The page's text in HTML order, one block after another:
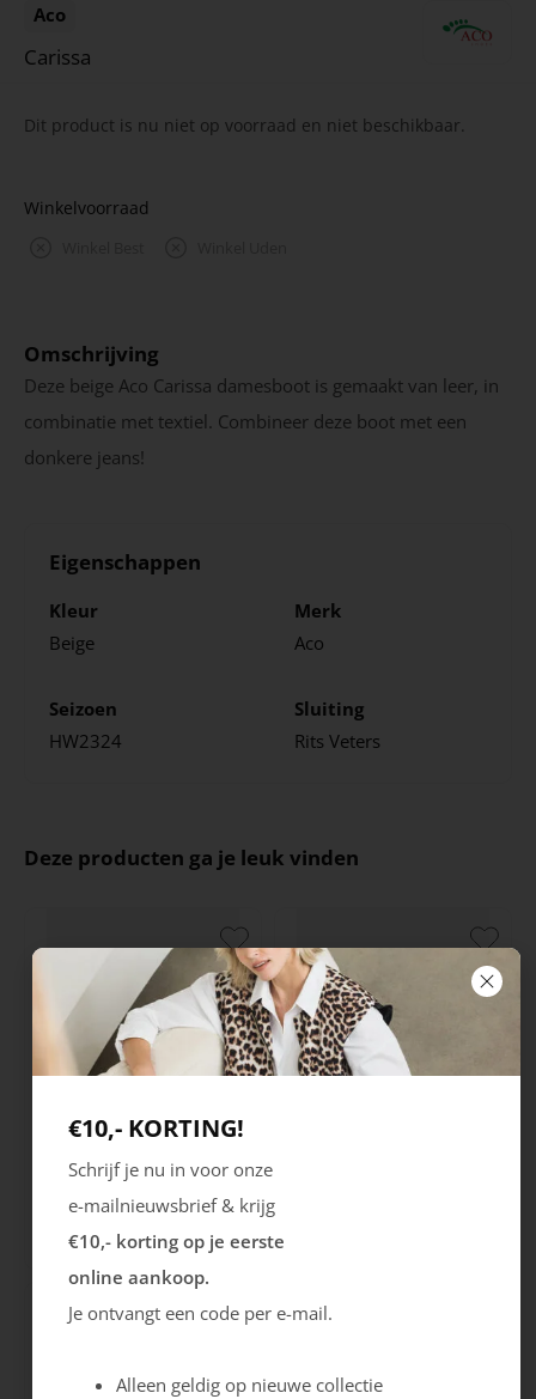
Aco
Carissa
Dit product is nu niet op voorraad en niet beschikbaar.
Winkelvoorraad
Omschrijving
Deze beige Aco Carissa damesboot is gemaakt van leer, in
combinatie met textiel. Combineer deze boot met een
donkere jeans!
Eigenschappen
Kleur
Beige
Merk
Aco
Seizoen
HW2324
Sluiting
Rits Veters
Deze producten ga je leuk vinden
Rieker
Cristallino
99.99
€10,- KORTING!
Schrijf je nu in voor onze
e-mailnieuwsbrief & krijg
€10,- korting op je eerste
online aankoop.
Je ontvangt een code per e-mail.
Alleen geldig op nieuwe collectie